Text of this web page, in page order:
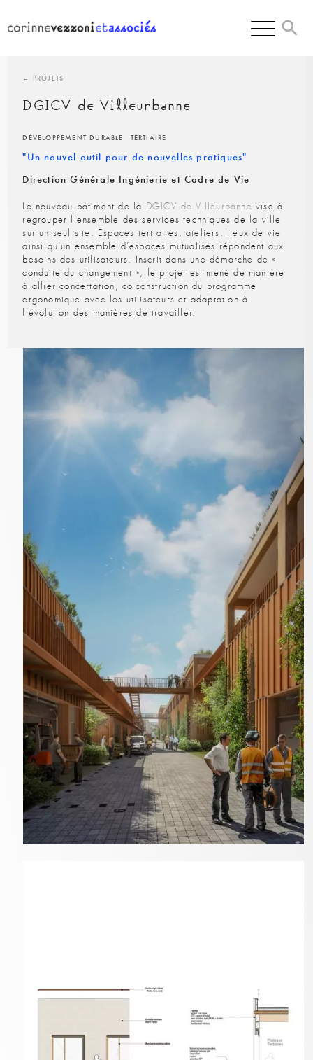
content
← PROJETS
DGICV de Villeurbanne
DÉVELOPPEMENT DURABLE TERTIAIRE
"Un nouvel outil pour de nouvelles pratiques"
Direction Générale Ingénierie et Cadre de Vie
Le nouveau bâtiment de la DGICV de Villeurbanne vise à
regrouper l’ensemble des services techniques de la ville
sur un seul site. Espaces tertiaires, ateliers, lieux de vie
ainsi qu’un ensemble d’espaces mutualisés répondent aux
besoins des utilisateurs. Inscrit dans une démarche de «
conduite du changement », le projet est mené de manière
à allier concertation, co-construction du programme
ergonomique avec les utilisateurs et adaptation à
l’évolution des manières de travailler.